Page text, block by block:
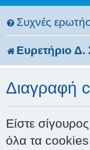
Συχνές
Ευρετήριο Δ.
Διαγραφή
Είστε
όλα τα